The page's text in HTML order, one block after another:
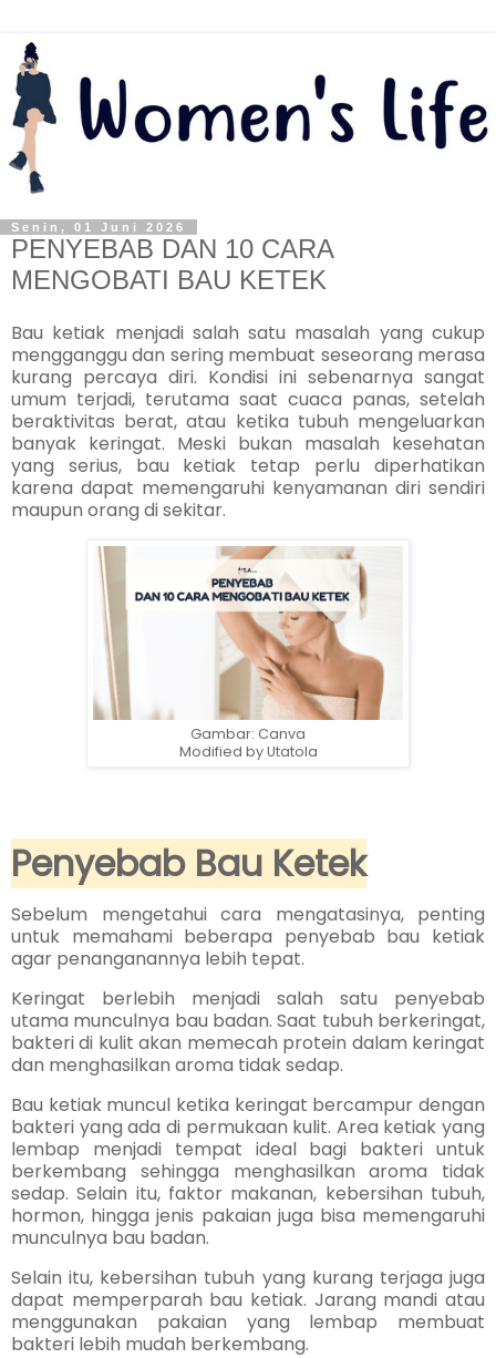
Senin, 01 Juni 2026
PENYEBAB DAN 10 CARA
MENGOBATI BAU KETEK
Bau ketiak menjadi salah satu masalah yang cukup
mengganggu dan sering membuat seseorang merasa
kurang percaya diri. Kondisi ini sebenarnya sangat
umum terjadi, terutama saat cuaca panas, setelah
beraktivitas berat, atau ketika tubuh mengeluarkan
banyak keringat. Meski bukan masalah kesehatan
yang serius, bau ketiak tetap perlu diperhatikan
karena dapat memengaruhi kenyamanan diri sendiri
maupun orang di sekitar.
Gambar: Canva
Modified by Utatola
Penyebab Bau Ketek
Sebelum mengetahui cara mengatasinya, penting
untuk memahami beberapa penyebab bau ketiak
agar penanganannya lebih tepat.
Keringat berlebih menjadi salah satu penyebab
utama munculnya bau badan. Saat tubuh berkeringat,
bakteri di kulit akan memecah protein dalam keringat
dan menghasilkan aroma tidak sedap.
Bau ketiak muncul ketika keringat bercampur dengan
bakteri yang ada di permukaan kulit. Area ketiak yang
lembap menjadi tempat ideal bagi bakteri untuk
berkembang sehingga menghasilkan aroma tidak
sedap. Selain itu, faktor makanan, kebersihan tubuh,
hormon, hingga jenis pakaian juga bisa memengaruhi
munculnya bau badan.
Selain itu, kebersihan tubuh yang kurang terjaga juga
dapat memperparah bau ketiak. Jarang mandi atau
menggunakan pakaian yang lembap membuat
bakteri lebih mudah berkembang.